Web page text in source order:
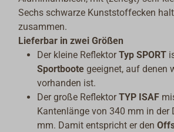
Sechs schwarze Kunststoffecken
zusammen.
Lieferbar in zwei Größen
Der kleine ReflektorTyp SPORT
Sportboote geeignet, auf denen
vorhanden ist.
Der große ReflektorTYP ISAF
Kantenlänge von 340 mm in der
mm. Damit entspricht er den